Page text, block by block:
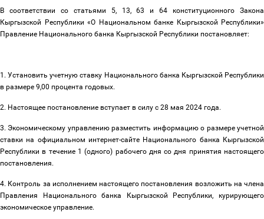
В соответствии со статьями 5, 13, 63 и 64 конституционного Закона
Кыргызской Республики «О Национальном банке Кыргызской Республики»
Правление Национального банка Кыргызской Республики постановляет:
1. Установить учетную ставку Национального банка Кыргызской Республики
в размере 9,00 процента годовых.
2. Настоящее постановление вступает в силу с 28 мая 2024 года.
3. Экономическому управлению разместить информацию о размере учетной
ставки на официальном интернет-сайте Национального банка Кыргызской
Республики в течение 1 (одного) рабочего дня со дня принятия настоящего
постановления.
4. Контроль за исполнением настоящего постановления возложить на члена
Правления Национального банка Кыргызской Республики, курирующего
экономическое управление.